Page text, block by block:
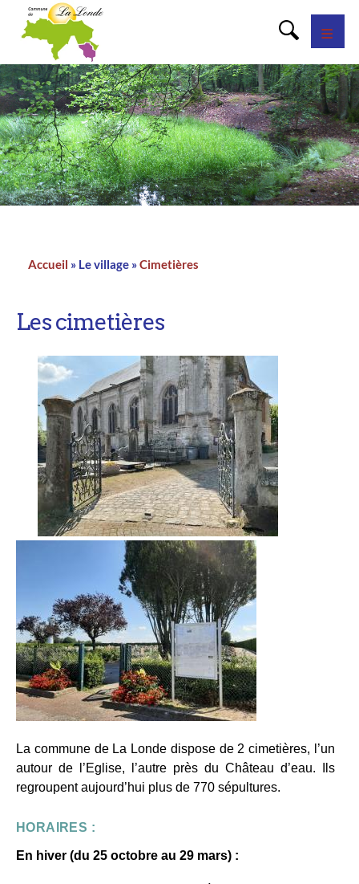
Accueil Le village Cimetières
Les cimetières
La commune de La Londe dispose de 2 cimetières, l’un
autour de l’Eglise, l’autre près du Château d’eau. Ils
regroupent aujourd’hui plus de 770 sépultures.
HORAIRES :
En hiver (du 25 octobre au 29 mars) :
Panneau de gestion des cookies